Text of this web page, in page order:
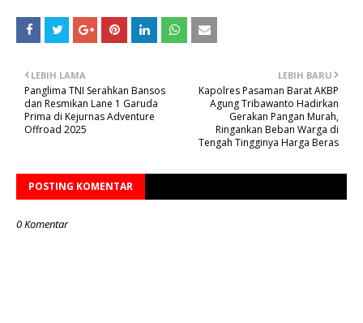
LEBIH BARU
Kapolres Pasaman Barat AKBP
Agung Tribawanto Hadirkan
Gerakan Pangan Murah,
Ringankan Beban Warga di
Tengah Tingginya Harga Beras
LEBIH LAMA
Panglima TNI Serahkan Bansos
dan Resmikan Lane 1 Garuda
Prima di Kejurnas Adventure
Offroad 2025
POSTING KOMENTAR
0 Komentar